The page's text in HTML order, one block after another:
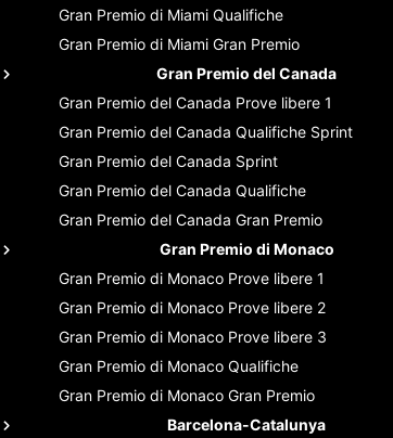
Gran Premio di Miami Qualifiche
Gran Premio di Miami Gran Premio
Gran Premio del Canada
Gran Premio del Canada Prove libere 1
Gran Premio del Canada Qualifiche Sprint
Gran Premio del Canada Sprint
Gran Premio del Canada Qualifiche
Gran Premio del Canada Gran Premio
Gran Premio di Monaco
Gran Premio di Monaco Prove libere 1
Gran Premio di Monaco Prove libere 2
Gran Premio di Monaco Prove libere 3
Gran Premio di Monaco Qualifiche
Gran Premio di Monaco Gran Premio
Barcelona-Catalunya